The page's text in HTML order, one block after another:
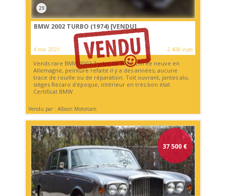
29
BMW 2002 TURBO (1974) [VENDU]
4 mai 2021 2 408 vues
Vends rare BMW 2002 Turbo de 1974. Livrée neuve en
Allemagne, peinture refaite il y a des années, aucune
trace de rouille ou de réparation. Toit ouvrant, jantes alu,
sièges Recaro d'époque, intérieur en très bon état.
Certificat BMW.
Vendu par : Albion Motorcars
37 500 €